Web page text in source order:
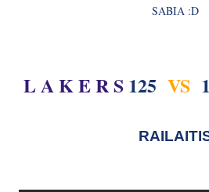
SABIA :D
L A K E R S 125 VS